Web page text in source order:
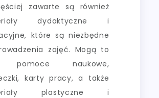
zawarte są również
dydaktyczne i
które są niezbędne
zajęć. Mogą to
pomoce naukowe,
karty pracy, a także
plastyczne i